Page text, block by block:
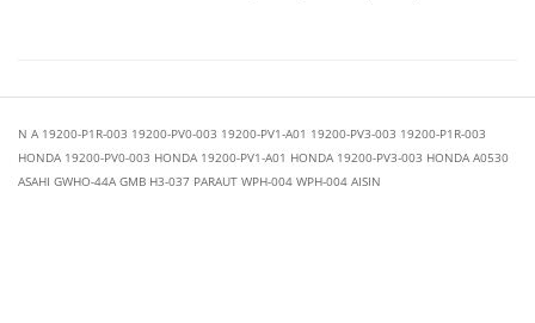
N A 19200-P1R-003 19200-PV0-003 19200-PV1-A01 19200-PV3-003 19200-P1R-003
HONDA 19200-PV0-003 HONDA 19200-PV1-A01 HONDA 19200-PV3-003 HONDA A0530
ASAHI GWHO-44A GMB H3-037 PARAUT WPH-004 WPH-004 AISIN